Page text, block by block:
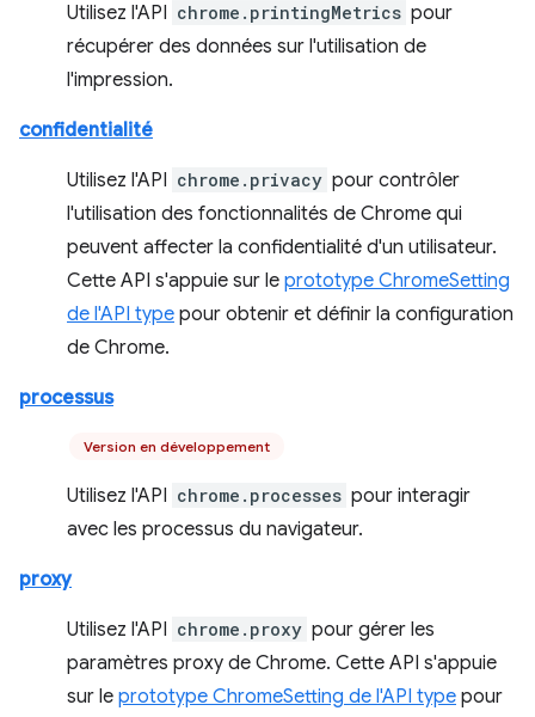
Utilisez l'API chrome.printingMetrics pour
récupérer des données sur l'utilisation de
l'impression.
confidentialité
Utilisez l'API chrome.privacy pour contrôler
l'utilisation des fonctionnalités de Chrome qui
peuvent affecter la confidentialité d'un utilisateur.
Cette API s'appuie sur le prototype ChromeSetting
de l'API type pour obtenir et définir la configuration
de Chrome.
processus
Version en développement
Utilisez l'API chrome.processes pour interagir
avec les processus du navigateur.
proxy
Utilisez l'API chrome.proxy pour gérer les
paramètres proxy de Chrome. Cette API s'appuie
sur le prototype ChromeSetting de l'API type pour